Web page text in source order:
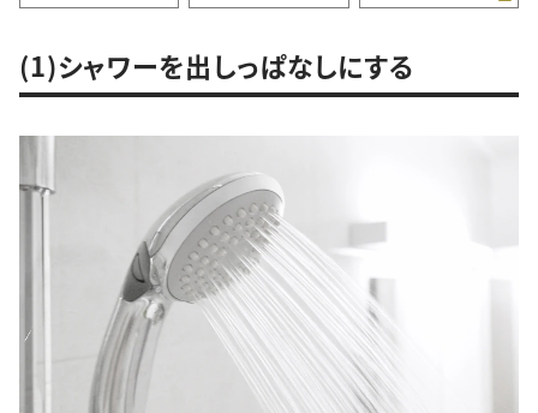
(1)シャワーを出しっぱなしにする